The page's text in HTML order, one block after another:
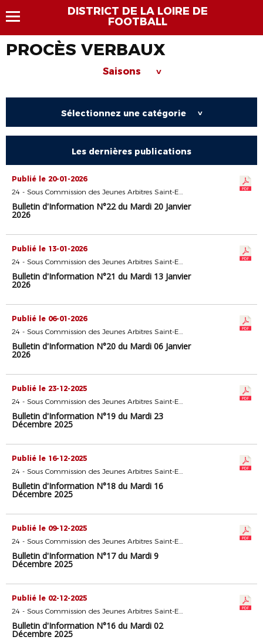
DISTRICT DE LA LOIRE DE
FOOTBALL
PROCÈS VERBAUX
Saisons >
Sélectionnez une catégorie >
Les dernières publications
Publié le 20-01-2026
24 - Sous Commission des Jeunes Arbitres Saint-Etienne
Bulletin d'Information N°22 du Mardi 20 Janvier
2026
Publié le 13-01-2026
24 - Sous Commission des Jeunes Arbitres Saint-Etienne
Bulletin d'Information N°21 du Mardi 13 Janvier
2026
Publié le 06-01-2026
24 - Sous Commission des Jeunes Arbitres Saint-Etienne
Bulletin d'Information N°20 du Mardi 06 Janvier
2026
Publié le 23-12-2025
24 - Sous Commission des Jeunes Arbitres Saint-Etienne
Bulletin d'Information N°19 du Mardi 23
Décembre 2025
Publié le 16-12-2025
24 - Sous Commission des Jeunes Arbitres Saint-Etienne
Bulletin d'Information N°18 du Mardi 16
Décembre 2025
Publié le 09-12-2025
24 - Sous Commission des Jeunes Arbitres Saint-Etienne
Bulletin d'Information N°17 du Mardi 9
Décembre 2025
Publié le 02-12-2025
24 - Sous Commission des Jeunes Arbitres Saint-Etienne
Bulletin d'Information N°16 du Mardi 02
Décembre 2025